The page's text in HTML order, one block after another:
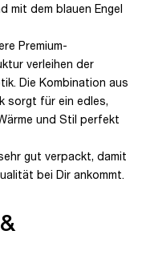
mit dem blauen Engel
Premium-
verleihen der
Die Kombination aus
sorgt für ein edles,
und Stil perfekt
gut verpackt, damit
bei Dir ankommt.